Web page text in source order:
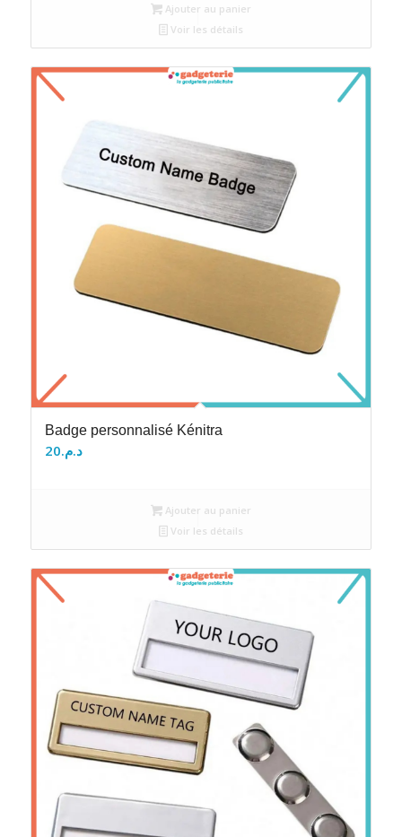
Ajouter au panier
Voir les détails
Badge personnalisé Kénitra
د.م.20
Ajouter au panier
Voir les détails